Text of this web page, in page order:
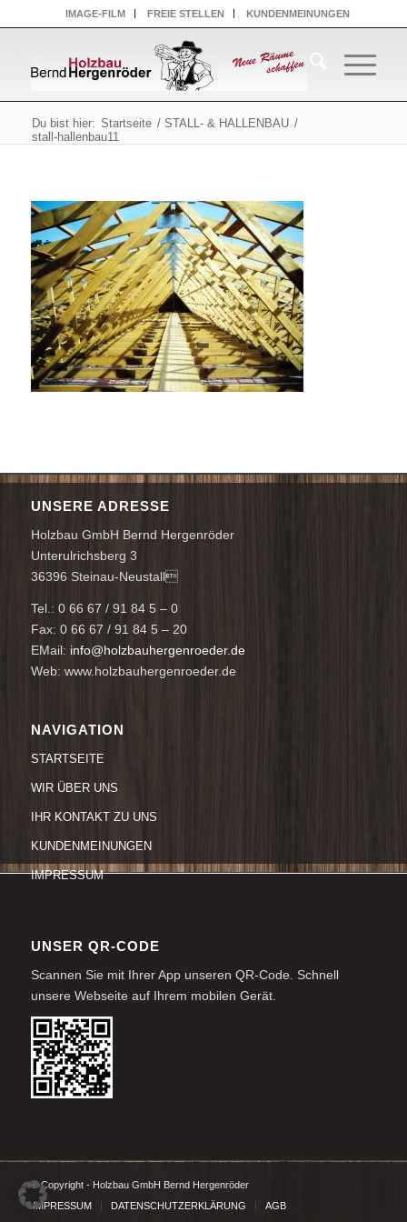
IMAGE-FILM FREIE STELLEN KUNDENMEINUNGEN
Du bist hier: Startseite / STALL- & HALLENBAU /
stall-hallenbau11
UNSERE ADRESSE
Holzbau GmbH Bernd Hergenröder
Unterulrichsberg 3
36396 Steinau-Neustall
Tel.: 0 66 67 / 91 84 5 – 0
Fax: 0 66 67 / 91 84 5 – 20
EMail: info@holzbauhergenroeder.de
Web: www.holzbauhergenroeder.de
NAVIGATION
STARTSEITE
WIR ÜBER UNS
IHR KONTAKT ZU UNS
KUNDENMEINUNGEN
IMPRESSUM
UNSER QR-CODE
Scannen Sie mit Ihrer App unseren QR-Code. Schnell
unsere Webseite auf Ihrem mobilen Gerät.
© Copyright - Holzbau GmbH Bernd Hergenröder
IMPRESSUM
DATENSCHUTZERKLÄRUNG AGB